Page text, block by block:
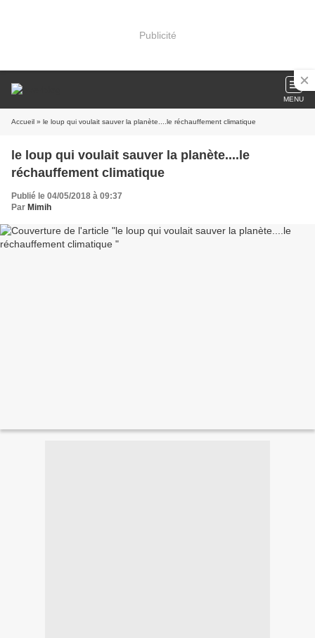
Publicité
MENU
Accueil » le loup qui voulait sauver la planète....le réchauffement climatique
le loup qui voulait sauver la planète....le
réchauffement climatique
Publié le 04/05/2018 à 09:37
Par Mimih